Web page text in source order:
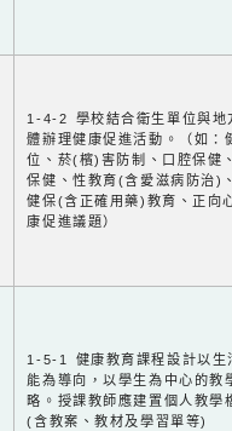
1-4-2 學校結合衛生單位與地
體辦理健康促進活動。（如：
位、菸(檳)害防制、口腔保健
保健、性教育(含愛滋病防治)
健保(含正確用藥)教育、正向
康促進議題）
1-5-1 健康教育課程設計以生
能為導向，以學生為中心的教
略。授課教師應建置個人教學
(含教案、教材及學習單等)